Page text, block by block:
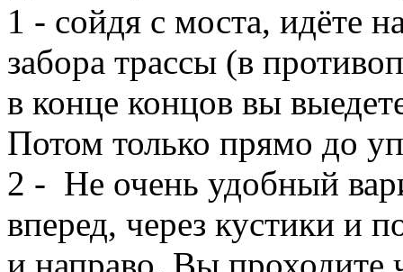
1 - сойдя с моста, идёте
забора трассы (в
в конце концов вы
Потом только прямо до
2 - Не очень удобный
вперед, через кустики и